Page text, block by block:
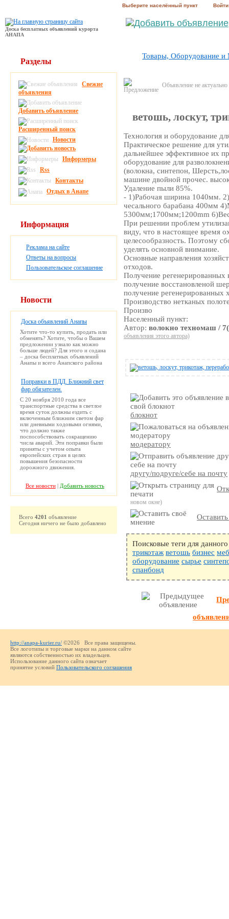
Выберите населённый пункт Войти
Доска бесплатных объявлений курорта
АНАПА
Товары, Оборудование и
Объявление не
ветошь, лоскут,
Технология и оборудование
Практическое решение для
дальнейшее эффективное их
оборудование для
(волокна, синтепон,
машине двойной прочес.
Удаление пыли 85%.
- 1)Рабочая ширина 1040мм.
чесального барабана 400мм
5300мм;1700мм;1200mm
При решении проблем
виду, что в настоящее время
целесообразность. Поэтому
уделять основной внимание.
Основные направления
отходов.
Получение регенерированных
получение восстановленой
получение регенерированных
Производство нетканых
Произво
Населенный пункт:
Автор:волокно техномаш /
объявления этого автора)
блокнот
модератору
другу/подруге/себе на почту
новом окне)
Поисковые теги для
трикотаж ветошь бизнес
оборудование сырье
спанбонд
Разделы
Свежие
объявления
Добавить объявление
Расширенный поиск
Новости
Информеры
Rss
Контакты
Отдых в Анапе
Информация
Реклама на сайте
Ответы на вопросы
Пользовательское соглашение
Новости
Доска объявлений Анапы
Хотите что-то купить, продать или
обменять? Хотите, чтобы о Вашем
предложении узнало как можно
больше людей? Для этого и содана
– доска бесплатных объявлений
Анапы и всего Анапского района
Поправки в ПДД. Ближний свет
фар обязателен.
С 20 ноября 2010 года все
транспортные средства в светлое
время суток должны ездить с
включенным ближним светом фар
или дневными ходовыми огнями,
что должно также
поспособствовать сокращению
числа аварий. Эти поправки были
приняты с учетом опыта
европейских стран в целях
повышения безопасности
дорожного движения.
Все новости| Добавить новость
Всего 4201 объявление
Сегодня ничего не было добавлено
http://anapa-kurier.ru/ ©2026 Все права защищены.
Все логотипы и торговые марки на данном сайте
являются собственностью их владельцев.
Использование данного сайта означает
принятие условий Пользовательского соглашения